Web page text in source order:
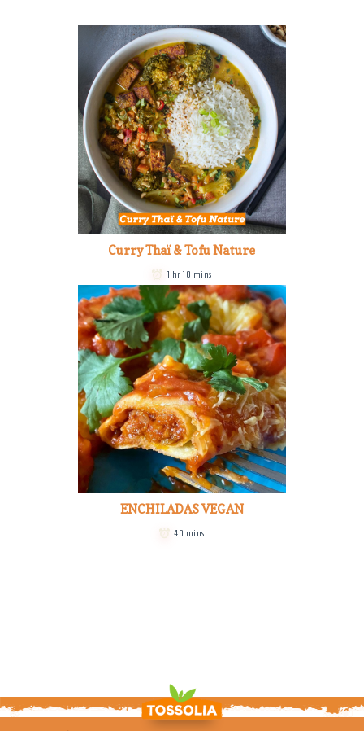
Curry Thaï & Tofu Nature
1 hr 10 mins
ENCHILADAS VEGAN
40 mins